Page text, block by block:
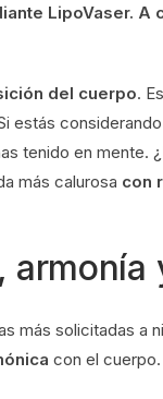
LipoVaser. A
del cuerpo.
estás
tenido en mente.
más calurosa con
armonía
más solicitadas a
con el cuerpo.